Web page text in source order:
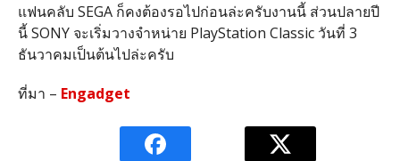
แฟนคลับ SEGA ก็คงต้องรอไปก่อนล่ะครับงานนี้ ส่วนปลายปี
นี้ SONY จะเริ่มวางจำหน่าย PlayStation Classic วันที่ 3
ธันวาคมเป็นต้นไปล่ะครับ
ที่มา – Engadget